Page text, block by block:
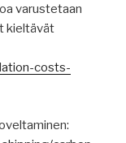
varustetaan
kieltävät
costs-